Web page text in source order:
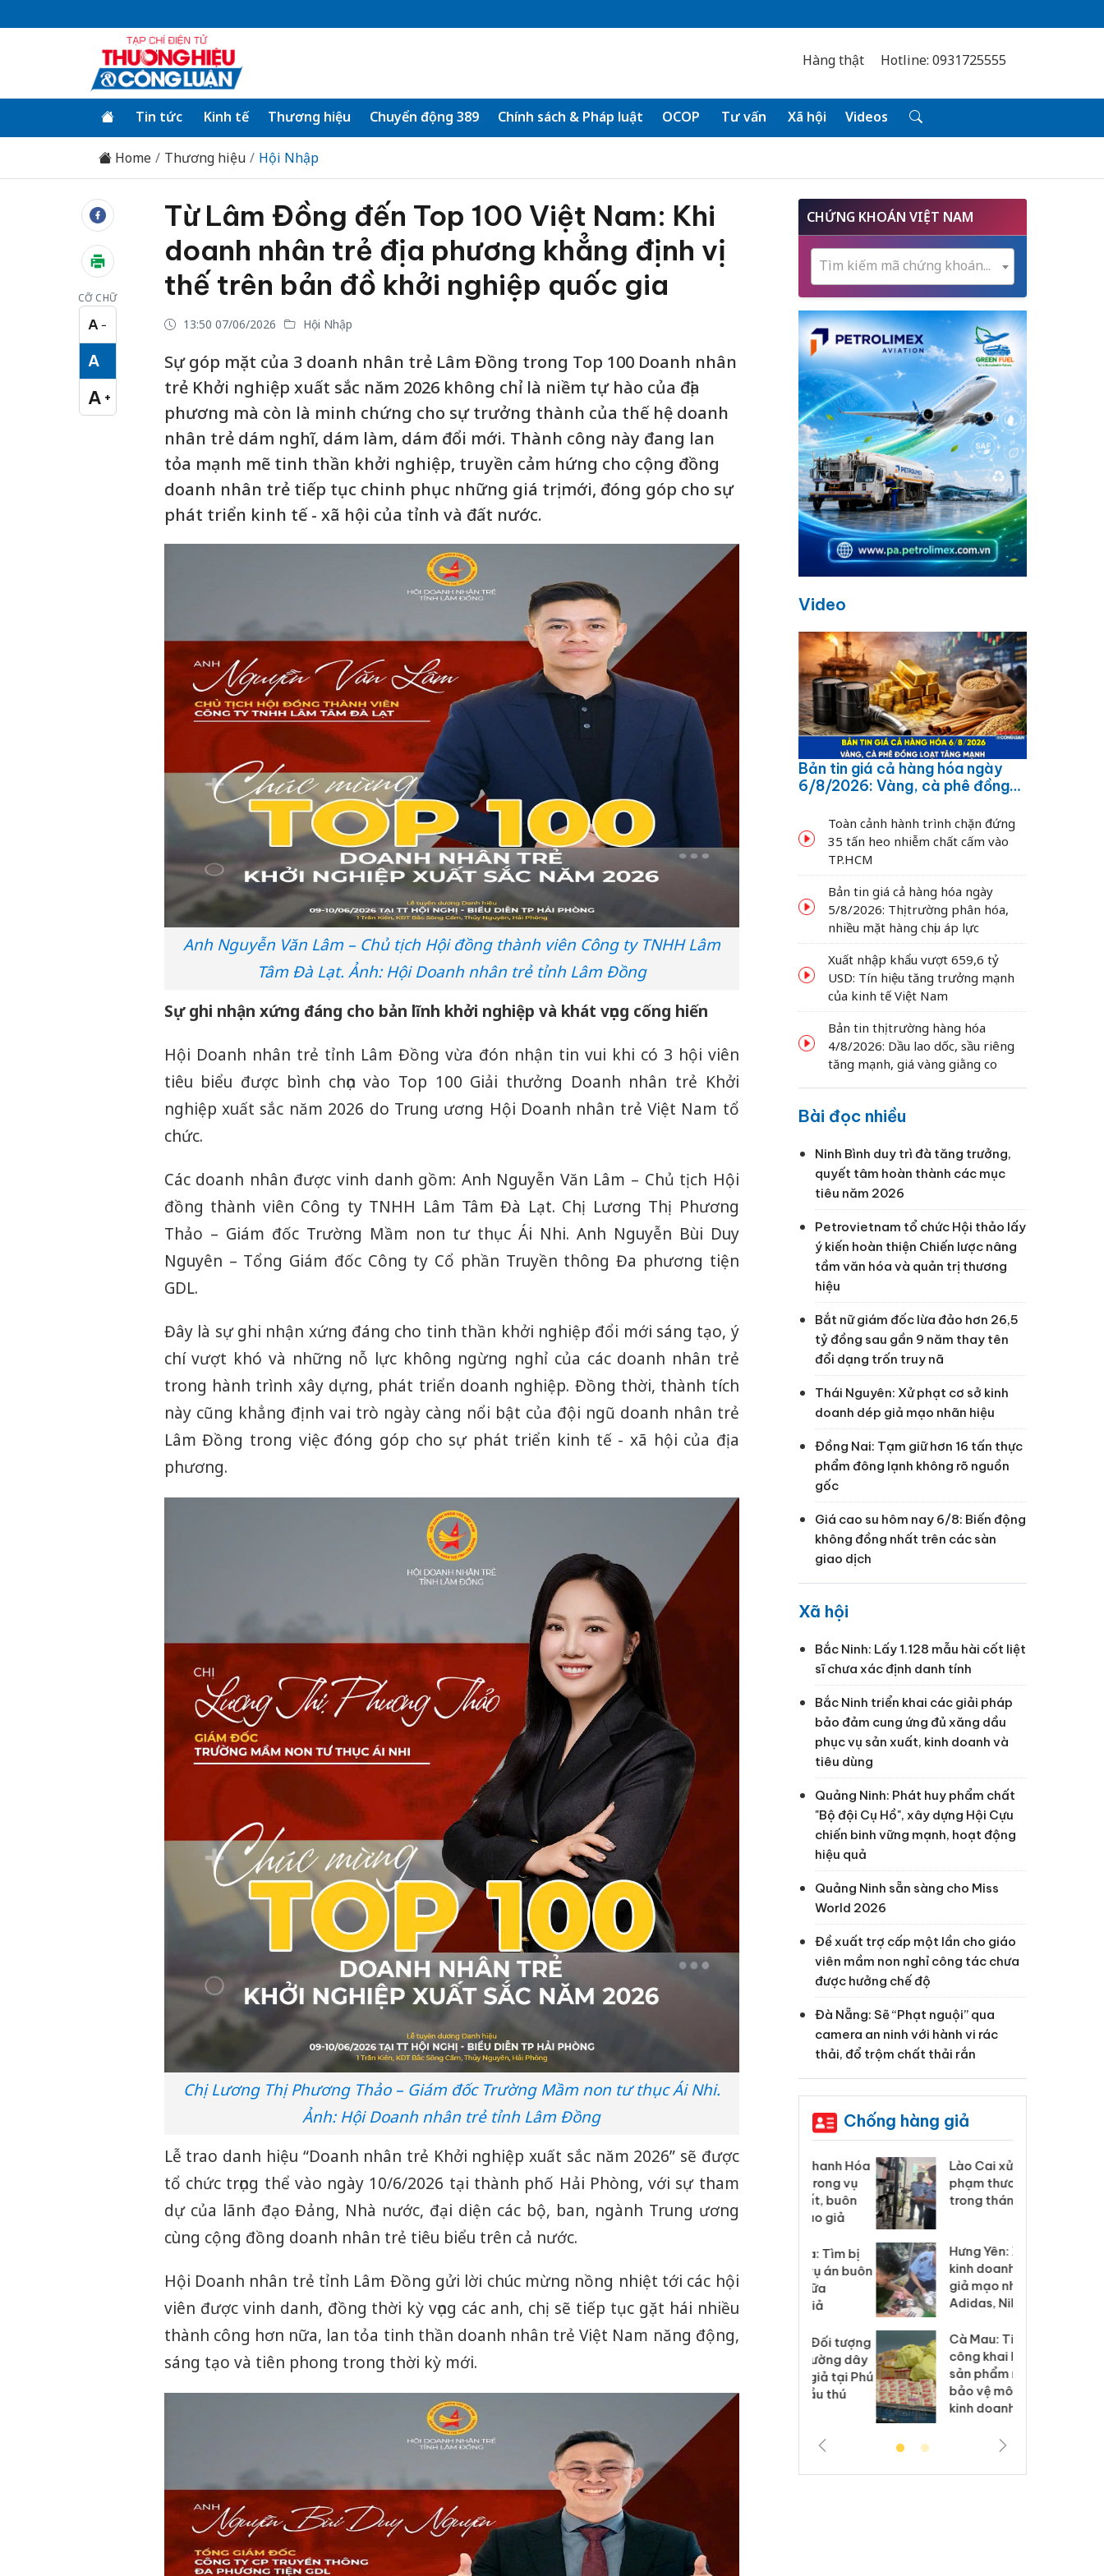
Hàng thật Hotline: 0931725555
Tin tức Kinh tế Thương hiệu Chuyển động 389 Chính sách & Pháp luật OCOP Tư vấn Xã hội Videos
Home Thương hiệu Hội Nhập
CỠ CHỮ
A −
Cỡ chữ nhỏ
A
Cỡ chữ vừa
A +
Cỡ chữ lớn
Từ Lâm Đồng đến Top 100 Việt Nam: Khi
doanh nhân trẻ địa phương khẳng định vị
thế trên bản đồ khởi nghiệp quốc gia
13:50 07/06/2026 Hội Nhập
Sự góp mặt của 3 doanh nhân trẻ Lâm Đồng trong Top 100 Doanh nhân
trẻ Khởi nghiệp xuất sắc năm 2026 không chỉ là niềm tự hào của địa
phương mà còn là minh chứng cho sự trưởng thành của thế hệ doanh
nhân trẻ dám nghĩ, dám làm, dám đổi mới. Thành công này đang lan
tỏa mạnh mẽ tinh thần khởi nghiệp, truyền cảm hứng cho cộng đồng
doanh nhân trẻ tiếp tục chinh phục những giá trị mới, đóng góp cho sự
phát triển kinh tế - xã hội của tỉnh và đất nước.
Anh Nguyễn Văn Lâm – Chủ tịch Hội đồng thành viên Công ty TNHH Lâm
Tâm Đà Lạt. Ảnh: Hội Doanh nhân trẻ tỉnh Lâm Đồng
Sự ghi nhận xứng đáng cho bản lĩnh khởi nghiệp và khát vọng cống hiến
Hội Doanh nhân trẻ tỉnh Lâm Đồng vừa đón nhận tin vui khi có 3 hội viên
tiêu biểu được bình chọn vào Top 100 Giải thưởng Doanh nhân trẻ Khởi
nghiệp xuất sắc năm 2026 do Trung ương Hội Doanh nhân trẻ Việt Nam tổ
chức.
Các doanh nhân được vinh danh gồm: Anh Nguyễn Văn Lâm – Chủ tịch Hội
đồng thành viên Công ty TNHH Lâm Tâm Đà Lạt. Chị Lương Thị Phương
Thảo – Giám đốc Trường Mầm non tư thục Ái Nhi. Anh Nguyễn Bùi Duy
Nguyên – Tổng Giám đốc Công ty Cổ phần Truyền thông Đa phương tiện
GDL.
Đây là sự ghi nhận xứng đáng cho tinh thần khởi nghiệp đổi mới sáng tạo, ý
chí vượt khó và những nỗ lực không ngừng nghỉ của các doanh nhân trẻ
trong hành trình xây dựng, phát triển doanh nghiệp. Đồng thời, thành tích
này cũng khẳng định vai trò ngày càng nổi bật của đội ngũ doanh nhân trẻ
Lâm Đồng trong việc đóng góp cho sự phát triển kinh tế - xã hội của địa
phương.
Chị Lương Thị Phương Thảo – Giám đốc Trường Mầm non tư thục Ái Nhi.
Ảnh: Hội Doanh nhân trẻ tỉnh Lâm Đồng
Lễ trao danh hiệu “Doanh nhân trẻ Khởi nghiệp xuất sắc năm 2026” sẽ được
tổ chức trọng thể vào ngày 10/6/2026 tại thành phố Hải Phòng, với sự tham
dự của lãnh đạo Đảng, Nhà nước, đại diện các bộ, ban, ngành Trung ương
cùng cộng đồng doanh nhân trẻ tiêu biểu trên cả nước.
Hội Doanh nhân trẻ tỉnh Lâm Đồng gửi lời chúc mừng nồng nhiệt tới các hội
viên được vinh danh, đồng thời kỳ vọng các anh, chị sẽ tiếp tục gặt hái nhiều
thành công hơn nữa, lan tỏa tinh thần doanh nhân trẻ Việt Nam năng động,
sáng tạo và tiên phong trong thời kỳ mới.
CHỨNG KHOÁN VIỆT NAM
Tìm kiếm mã chứng khoán...
Video
Bản tin giá cả hàng hóa ngày
6/8/2026: Vàng, cà phê đồng
Toàn cảnh hành trình chặn đứng
35 tấn heo nhiễm chất cấm vào
TP.HCM
Bản tin giá cả hàng hóa ngày
5/8/2026: Thị trường phân hóa,
nhiều mặt hàng chịu áp lực
Xuất nhập khẩu vượt 659,6 tỷ
USD: Tín hiệu tăng trưởng mạnh
của kinh tế Việt Nam
Bản tin thị trường hàng hóa
4/8/2026: Dầu lao dốc, sầu riêng
tăng mạnh, giá vàng giằng co
Bài đọc nhiều
Ninh Bình duy trì đà tăng trưởng,
quyết tâm hoàn thành các mục
tiêu năm 2026
Petrovietnam tổ chức Hội thảo lấy
ý kiến hoàn thiện Chiến lược nâng
tầm văn hóa và quản trị thương
hiệu
Bắt nữ giám đốc lừa đảo hơn 26,5
tỷ đồng sau gần 9 năm thay tên
đổi dạng trốn truy nã
Thái Nguyên: Xử phạt cơ sở kinh
doanh dép giả mạo nhãn hiệu
Đồng Nai: Tạm giữ hơn 16 tấn thực
phẩm đông lạnh không rõ nguồn
gốc
Giá cao su hôm nay 6/8: Biến động
không đồng nhất trên các sàn
giao dịch
Xã hội
Bắc Ninh: Lấy 1.128 mẫu hài cốt liệt
sĩ chưa xác định danh tính
Bắc Ninh triển khai các giải pháp
bảo đảm cung ứng đủ xăng dầu
phục vụ sản xuất, kinh doanh và
tiêu dùng
Quảng Ninh: Phát huy phẩm chất
"Bộ đội Cụ Hồ", xây dựng Hội Cựu
chiến binh vững mạnh, hoạt động
hiệu quả
Quảng Ninh sẵn sàng cho Miss
World 2026
Đề xuất trợ cấp một lần cho giáo
viên mầm non nghỉ công tác chưa
được hưởng chế độ
Đà Nẵng: Sẽ “Phạt nguội” qua
camera an ninh với hành vi rác
thải, đổ trộm chất thải rắn
Chống hàng giả
Công an Thanh Hóa
tìm bị hại trong vụ
bán yến sào giả
hại trong vụ án buôn
bán bình sữa
Moyuum giả
An Giang: Đối tượng
Quốc ra đầu thú
Lào Cai xử lý 83 vụ vi
phạm thương mại
trong tháng 7
Hưng Yên: Xử lý 6 hộ
kinh doanh bán hàng
giả mạo nhãn hiệu
Adidas, Nike
Cà Mau: Tiêu hủy
công khai hàng ngàn
sản phẩm nhập lậu,
bảo vệ môi trường
kinh doanh